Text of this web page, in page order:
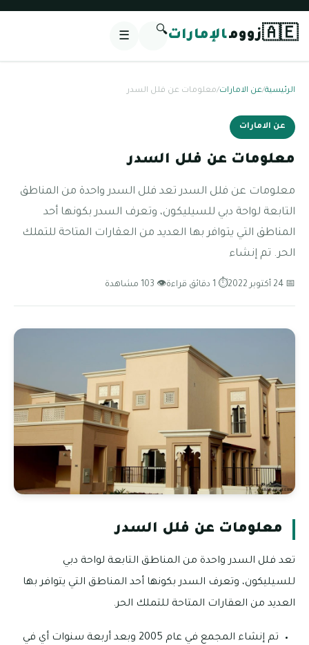
🇦🇪زوومالإمارات🔍
☰
الرئيسية/عن الامارات/معلومات عن فلل السدر
عن الامارات
معلومات عن فلل السدر
معلومات عن فلل السدر تعد فلل السدر واحدة من المناطق
التابعة لواحة دبي للسيليكون، وتعرف السدر بكونها أحد
المناطق التي يتوافر بها العديد من العقارات المتاحة للتملك
الحر. تم إنشاء
📅 24 أكتوبر 2022 ⏱ 1 دقائق قراءة 👁 103 مشاهدة
معلومات عن فلل السدر
تعد فلل السدر واحدة من المناطق التابعة لواحة دبي
للسيليكون، وتعرف السدر بكونها أحد المناطق التي يتوافر بها
العديد من العقارات المتاحة للتملك الحر.
تم إنشاء المجمع في عام 2005 وبعد أربعة سنوات أي في